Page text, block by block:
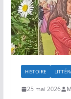
HISTOIRE
25 mai 2026